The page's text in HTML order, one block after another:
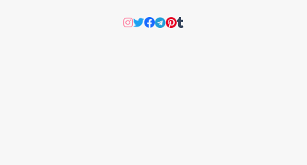
Instagram
Twitter
Facebook
Telegram
Pinterers
Tumblr